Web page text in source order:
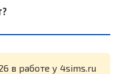
в работе у 4sims.ru